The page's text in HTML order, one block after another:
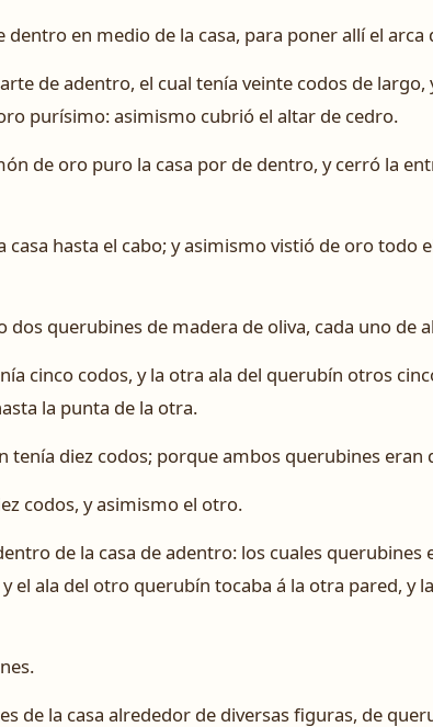
en medio de la casa, para poner allí el arca
de adentro, el cual tenía veinte codos de
purísimo: asimismo cubrió el altar de cedro.
de oro puro la casa por de dentro, y cerró la
casa hasta el cabo; y asimismo vistió de oro todo
dos querubines de madera de oliva, cada uno de
cinco codos, y la otra ala del querubín otros
la punta de la otra.
diez codos; porque ambos querubines eran
codos, y asimismo el otro.
de la casa de adentro: los cuales querubines
el ala del otro querubín tocaba á la otra pared, y
de la casa alrededor de diversas figuras, de